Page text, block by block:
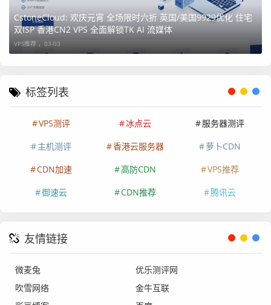
电信去程走59.43节点采用CN2优化线路，全程延迟稳定在1
57 ms左右，丢包率极低，适合对网络稳定性要求较高的业
务。 联通去程骨干网AS4837，移动去程骨干网AS9809，整
电信/联通/移动三网回程：
CstoneCloud: 欢庆元宵 全场限时六折 英国/美国9929优化 住宅
双ISP 香港CN2 VPS 全面解锁TK AI 流媒体
VPS推荐 ， 03-03
标签列表
VPS测评 冰点云
服务器测评
主机测评
香港云服务器
萝卜CDN
CDN加速
高防CDN
VPS推荐
御速云
CDN推荐 腾讯云
友情链接
微麦兔
优乐测评网
吹雪网络
金牛互联